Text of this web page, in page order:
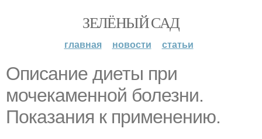
ЗЕЛЁНЫЙ САД
главная новости статьи
Описание диеты при
мочекаменной болезни.
Показания к применению.